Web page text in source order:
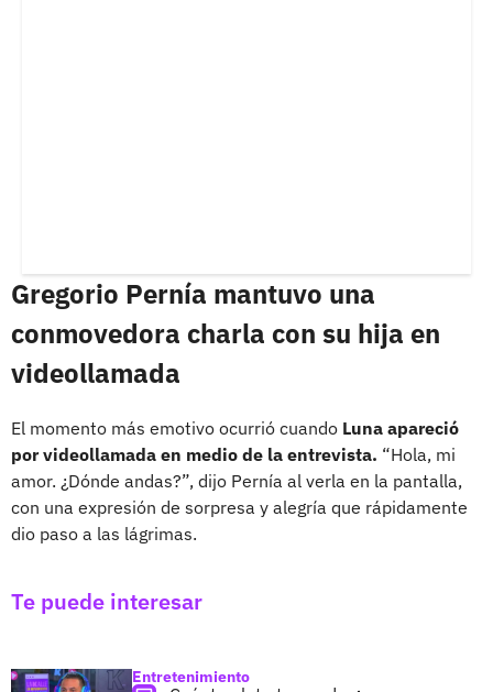
Gregorio Pernía mantuvo una
conmovedora charla con su hija en
videollamada
El momento más emotivo ocurrió cuando Luna apareció
por videollamada en medio de la entrevista. “Hola, mi
amor. ¿Dónde andas?”, dijo Pernía al verla en la pantalla,
con una expresión de sorpresa y alegría que rápidamente
dio paso a las lágrimas.
Te puede interesar
Entretenimiento